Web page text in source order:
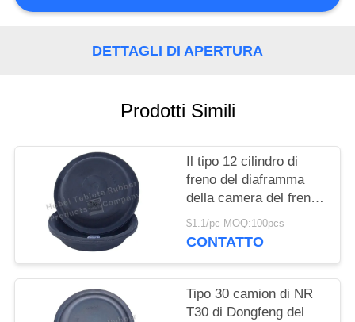
DETTAGLI DI APERTURA
Prodotti Simili
Il tipo 12 cilindro di
freno del diaframma
della camera del freno
aerodinamico foggia a
coppa la progettazione
$1.1/pc MOQ:100pcs
CONTATTO
Tipo 30 camion di NR
T30 di Dongfeng del